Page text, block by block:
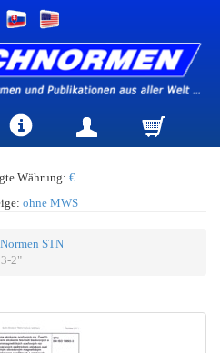
Währung: €
ohne MWS
STN
2"